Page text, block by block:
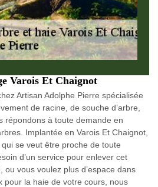
Varois Et Chaignot
Artisan Adolphe Pierre spécialisée
de racine, de souche d’arbre,
répondons à toute demande en
Implantée en Varois Et Chaignot,
se veut être proche de toute
d’un service pour enlever cet
vous voulez plus d’espace dans
pour la haie de votre cours, nous